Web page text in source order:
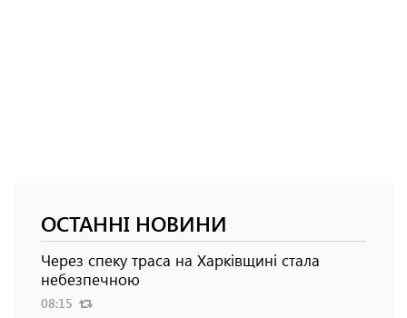
ОСТАННІ НОВИНИ
Через спеку траса на Харківщині стала
небезпечною
08:15